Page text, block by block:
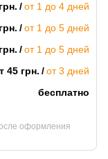
от 1 до 4 дней
от 1 до 5 дней
от 1 до 5 дней
45 грн.
от 3 дней
бесплатно
оформления